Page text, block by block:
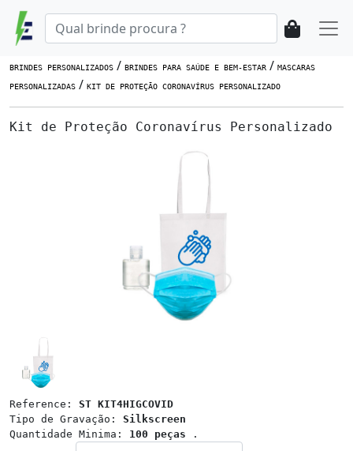
BRINDES PERSONALIZADOS / BRINDES PARA SAÚDE E BEM-ESTAR / MASCARAS
PERSONALIZADAS / KIT DE PROTEÇÃO CORONAVÍRUS PERSONALIZADO
Kit de Proteção Coronavírus Personalizado
Reference: ST KIT4HIGCOVID
Tipo de Gravação: Silkscreen
Quantidade Minima: 100 peças .